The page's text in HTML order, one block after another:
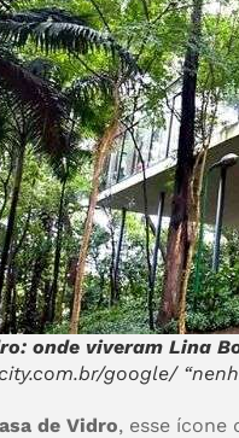
onde viveram Lina
google/
de Vidro, esse